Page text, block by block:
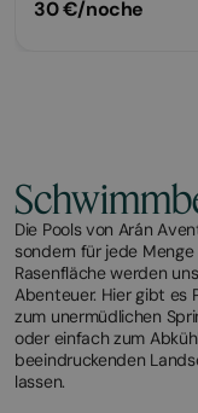
30 €/noche
Die Pools von Arán
sondern für jede
Rasenfläche werden
Abenteuer. Hier gibt es
zum unermüdlichen
oder einfach zum
beeindruckenden
lassen.